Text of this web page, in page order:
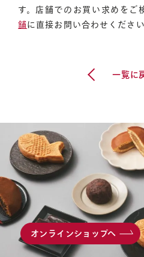
お知らせ会
す。店舗でのお買い求めをご
舗に直接お問い合わせください
一覧に
オンラインショップへ